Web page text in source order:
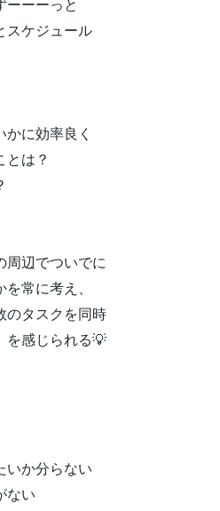
スケジュール
に効率良く
とは？
周辺でついでに
常に考え、
のタスクを同時
を感じられる💡
か分らない
ない